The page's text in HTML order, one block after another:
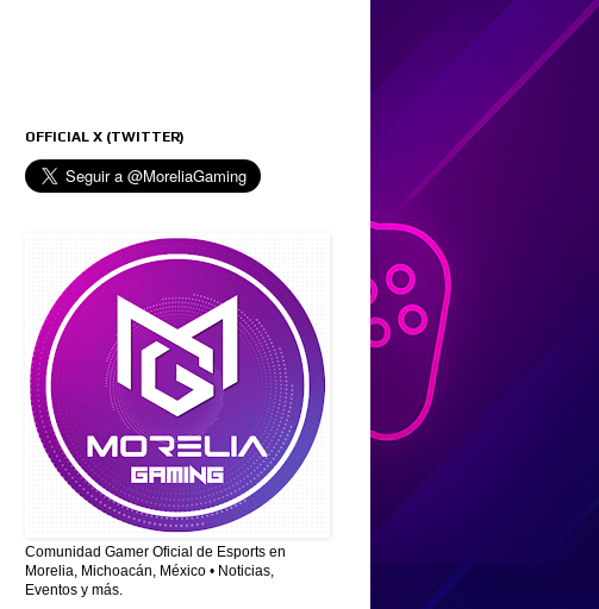
OFFICIAL X (TWITTER)
Comunidad Gamer Oficial de Esports en
Morelia, Michoacán, México • Noticias,
Eventos y más.